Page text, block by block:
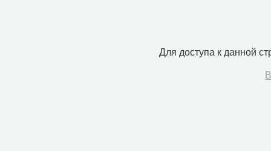
Для доступа к данной